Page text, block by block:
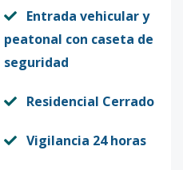
Entrada vehicular y
peatonal con caseta de
seguridad
Residencial Cerrado
Vigilancia 24 horas